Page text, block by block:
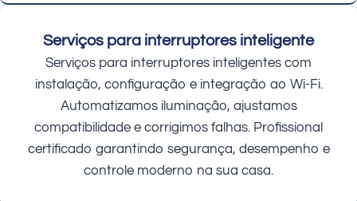
Serviços para interruptores inteligente
Serviços para interruptores inteligentes com
instalação, configuração e integração ao Wi-Fi.
Automatizamos iluminação, ajustamos
compatibilidade e corrigimos falhas. Profissional
certificado garantindo segurança, desempenho e
controle moderno na sua casa.